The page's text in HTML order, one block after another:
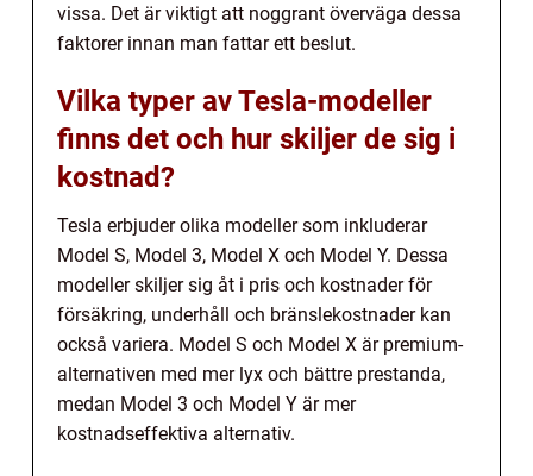
vissa. Det är viktigt att noggrant överväga dessa
faktorer innan man fattar ett beslut.
Vilka typer av Tesla-modeller
finns det och hur skiljer de sig i
kostnad?
Tesla erbjuder olika modeller som inkluderar
Model S, Model 3, Model X och Model Y. Dessa
modeller skiljer sig åt i pris och kostnader för
försäkring, underhåll och bränslekostnader kan
också variera. Model S och Model X är premium-
alternativen med mer lyx och bättre prestanda,
medan Model 3 och Model Y är mer
kostnadseffektiva alternativ.